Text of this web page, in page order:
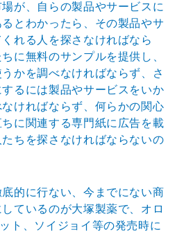
が、自らの製品やサービスに
とわかったら、その製品やサ
れる人を探さなければなら
ちに無料のサンプルを提供し、
うかを調べなければならず、さ
るには製品やサービスをいか
ければな らず、何らかの関心
に関連する専門紙に広告を載
ちを探さなければならないの
的に行ない、今までにない商
ているのが大塚製薬で、オロ
ト、ソイジョイ等の発売時に